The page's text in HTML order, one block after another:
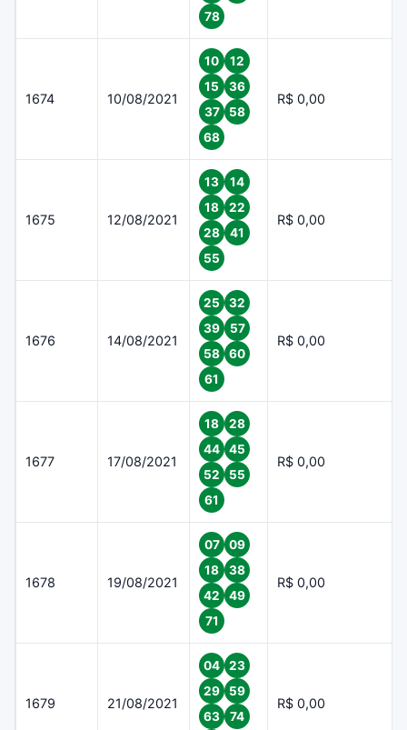
78
1674 10/08/2021
10
12
15
36
37
58
68
R$ 0,00
1675 12/08/2021
13
14
18
22
28
41
55
R$ 0,00
1676 14/08/2021
25
32
39
57
58
60
61
R$ 0,00
1677 17/08/2021
18
28
44
45
52
55
61
R$ 0,00
1678 19/08/2021
07
09
18
38
42
49
71
R$ 0,00
1679 21/08/2021
04
23
29
59
63
74
R$ 0,00